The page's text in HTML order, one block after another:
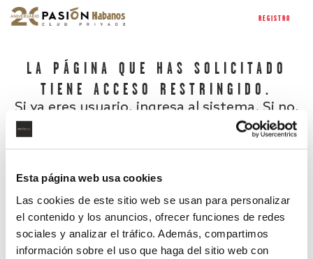
Esta página web usa cookies
Las cookies de este sitio web se usan para personalizar
el contenido y los anuncios, ofrecer funciones de redes
sociales y analizar el tráfico. Además, compartimos
información sobre el uso que haga del sitio web con
REGISTRO
LA PÁGINA QUE HAS SOLICITADO
TIENE ACCESO RESTRINGIDO.
Si ya eres usuario, ingresa al sistema. Si no,